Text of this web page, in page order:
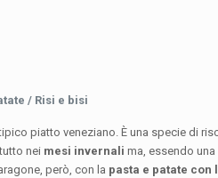
/ Risi e bisi
piatto veneziano. È una specie di
nei mesi invernali ma, essendo
però, con la pasta e patate con